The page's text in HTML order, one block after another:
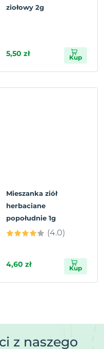
ziołowy 2g
5,50 zł Kup
Mieszanka ziół
herbaciane
popołudnie 1g
(4.0)
4,60 zł Kup
z naszego